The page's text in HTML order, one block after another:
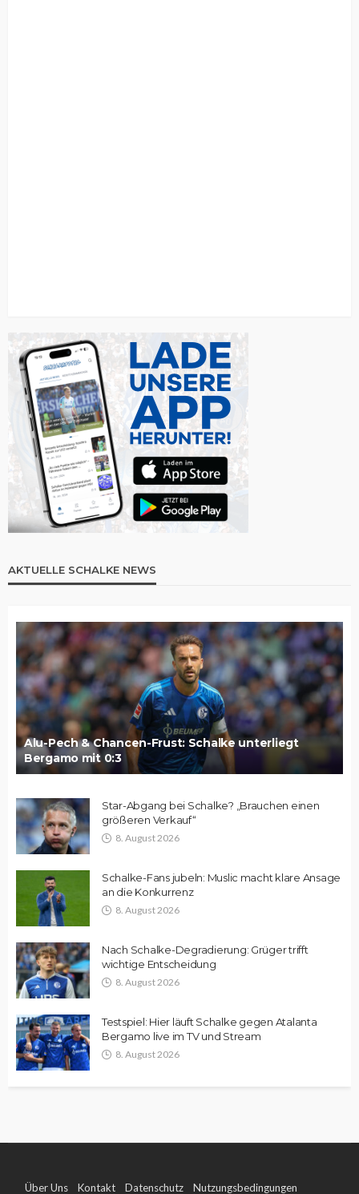
AKTUELLE SCHALKE NEWS
Alu-Pech & Chancen-Frust: Schalke unterliegt
Bergamo mit 0:3
Star-Abgang bei Schalke? „Brauchen einen
größeren Verkauf“
8. August 2026
Schalke-Fans jubeln: Muslic macht klare Ansage
an die Konkurrenz
8. August 2026
Nach Schalke-Degradierung: Grüger trifft
wichtige Entscheidung
8. August 2026
Testspiel: Hier läuft Schalke gegen Atalanta
Bergamo live im TV und Stream
8. August 2026
Über Uns Kontakt Datenschutz Nutzungsbedingungen